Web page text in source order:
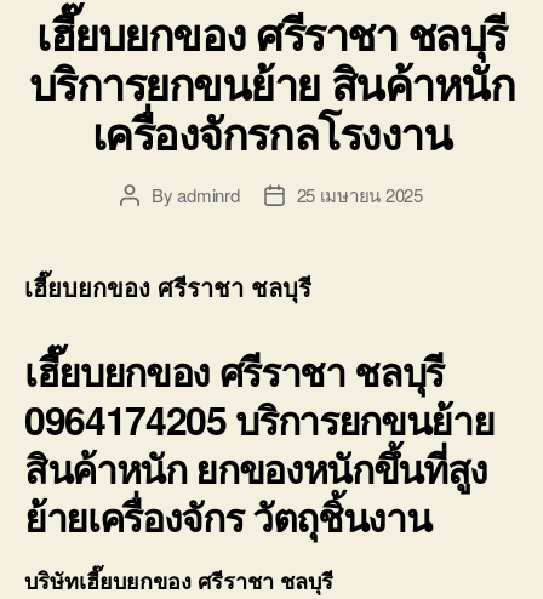
เฮี๊ยบยกของ ศรีราชา ชลบุรี
บริการยกขนย้าย สินค้าหนัก
เครื่องจักรกลโรงงาน
PostByadminrd
Post25 เมษายน 2025
เฮี๊ยบยกของ ศรีราชา ชลบุรี
เฮี๊ยบยกของ ศรีราชา ชลบุรี
0964174205 บริการยกขนย้าย
สินค้าหนัก ยกของหนักขึ้นที่สูง
ย้ายเครื่องจักร วัตถุชิ้นงาน
บริษัทเฮี๊ยบยกของ ศรีราชา ชลบุรี